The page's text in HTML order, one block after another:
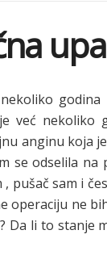
već nekoliko
anginu koja
se odselila
, pušač sam i
operaciju ne
Da li to stanje